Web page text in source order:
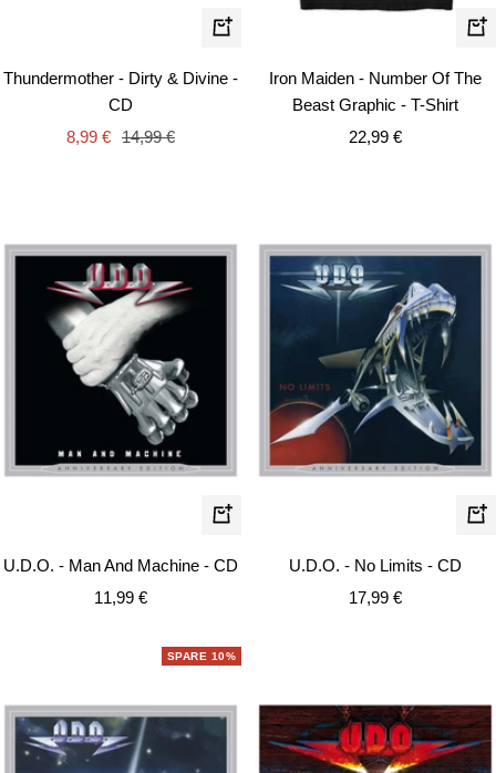
In
Warenkorb
Thundermother - Dirty & Divine -
CD
Angebotspreis
8,99 € Regulärer
14,99 €
Iron Maiden - Number Of The
Beast Graphic - T-Shirt
Angebotspreis
22,99 €
In
den
U.D.O. - Man And Machine - CD
Angebotspreis
11,99 €
In
U.D.O. - No Limits - CD
Angebotspreis
17,99 €
SPARE 10%